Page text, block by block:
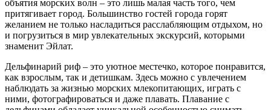
объятия морских волн – это лишь малая часть того, чем
притягивает город. Большинство гостей города горят
желанием не только насладиться расслабляющим отдыхом, но
и погрузиться в мир увлекательных экскурсий, которыми
знаменит Эйлат.
Дельфинарий риф – это уютное местечко, которое понравится,
как взрослым, так и детишкам. Здесь можно с увлечением
наблюдать за жизнью морских млекопитающих, играть с
ними, фотографироваться и даже плавать. Плавание с